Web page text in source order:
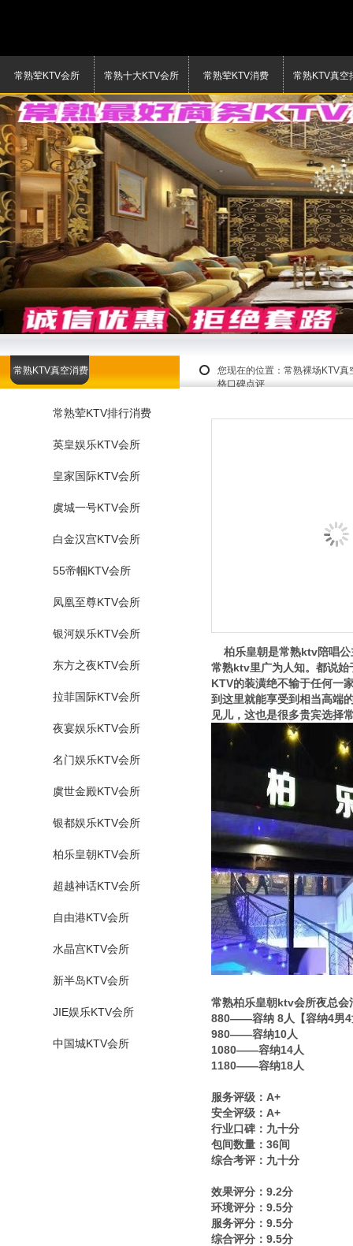
常熟荤KTV会所 常熟十大KTV会所 常熟荤KTV消费 常熟KTV真空
您现在的位置： 常熟裸场KTV真
格口碑点评
常熟KTV真空消费
常熟荤KTV排行消费
英皇娱乐KTV会所
皇家国际KTV会所
虞城一号KTV会所
白金汉宫KTV会所
55帝帼KTV会所
凤凰至尊KTV会所
银河娱乐KTV会所
东方之夜KTV会所
拉菲国际KTV会所
夜宴娱乐KTV会所
名门娱乐KTV会所
虞世金殿KTV会所
银都娱乐KTV会所
柏乐皇朝KTV会所
超越神话KTV会所
自由港KTV会所
水晶宫KTV会所
新半岛KTV会所
JIE娱乐KTV会所
中国城KTV会所
柏乐皇朝是常熟ktv陪唱公
常熟ktv里广为人知。都说始
KTV的装潢绝不输于任何一
到这里就能享受到相当高端
见儿，这也是很多贵宾选择
常熟柏乐皇朝ktv会所夜总会
880——容纳 8人【容纳4男4
980——容纳10人
1080——容纳14人
1180——容纳18人
服务评级：A+
安全评级：A+
行业口碑：九十分
包间数量：36间
综合考评：九十分
效果评分：9.2分
环境评分：9.5分
服务评分：9.5分
综合评分：9.5分